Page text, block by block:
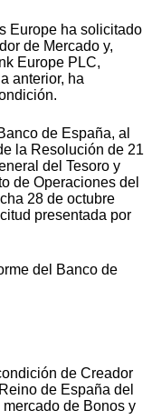
Europe ha solicitado
de Mercado y,
Europe PLC,
anterior, ha
de España, al
la Resolución de 21
del Tesoro y
de Operaciones del
28 de octubre
presentada por
del Banco de
de Creador
de España del
de Bonos y